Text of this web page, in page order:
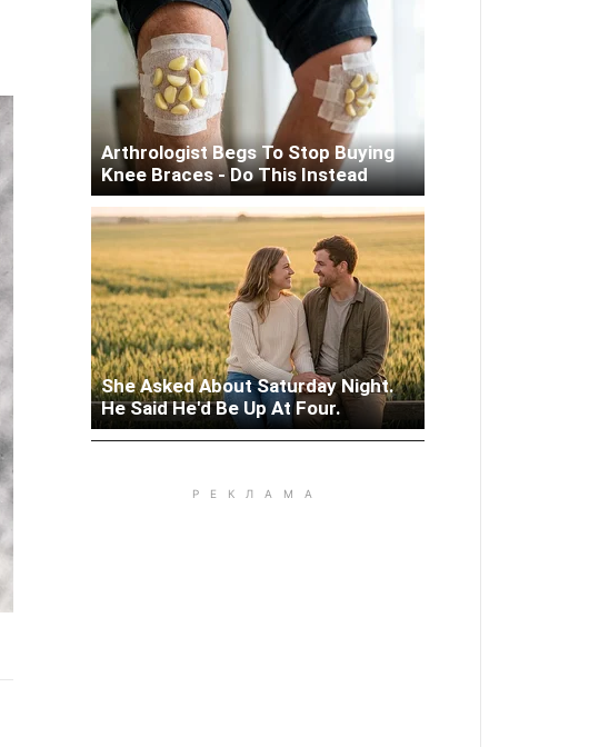
Arthrologist Begs To Stop Buying
Knee Braces - Do This Instead
She Asked About Saturday Night.
He Said He'd Be Up At Four.
Columbus: High Blood Sugar
Patients Are Quietly Using This
Liver Fix